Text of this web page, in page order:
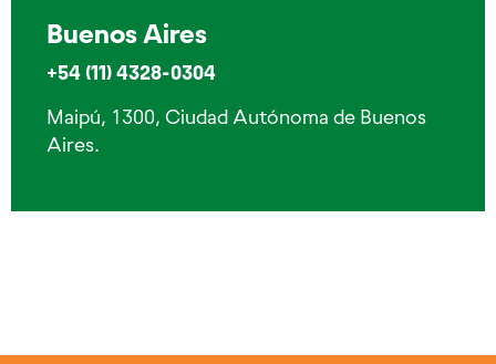
Buenos Aires
+54 (11) 4328-0304
Maipú, 1300, Ciudad Autónoma de Buenos
Aires.